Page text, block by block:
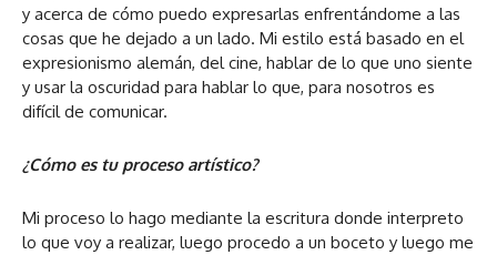
y acerca de cómo puedo expresarlas enfrentándome a las
cosas que he dejado a un lado. Mi estilo está basado en el
expresionismo alemán, del cine, hablar de lo que uno siente
y usar la oscuridad para hablar lo que, para nosotros es
difícil de comunicar.
¿Cómo es tu proceso artístico?
Mi proceso lo hago mediante la escritura donde interpreto
lo que voy a realizar, luego procedo a un boceto y luego me